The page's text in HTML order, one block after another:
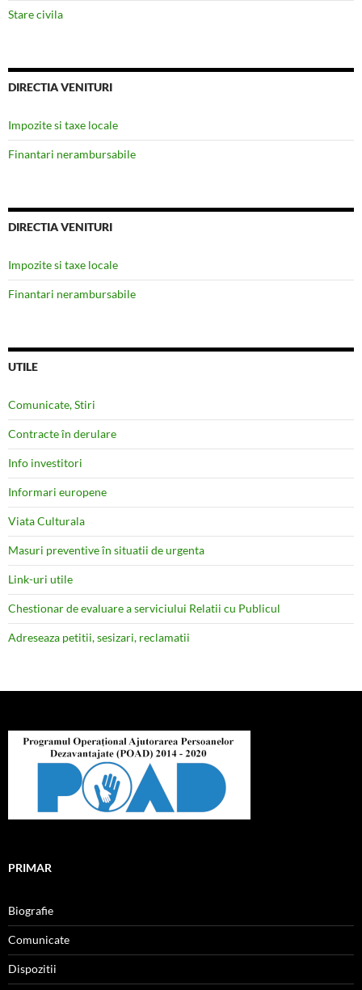
Stare civila
DIRECTIA VENITURI
Impozite si taxe locale
Finantari nerambursabile
DIRECTIA VENITURI
Impozite si taxe locale
Finantari nerambursabile
UTILE
Comunicate, Stiri
Contracte în derulare
Info investitori
Informari europene
Viata Culturala
Masuri preventive în situatii de urgenta
Link-uri utile
Chestionar de evaluare a serviciului Relatii cu Publicul
Adreseaza petitii, sesizari, reclamatii
PRIMAR
Biografie
Comunicate
Dispozitii